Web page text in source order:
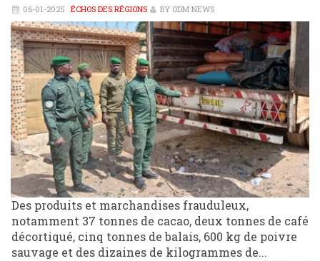
06-01-2025 ÉCHOS DES RÉGIONS BY ODM NEWS
Des produits et marchandises frauduleux,
notamment 37 tonnes de cacao, deux tonnes de café
décortiqué, cinq tonnes de balais, 600 kg de poivre
sauvage et des dizaines de kilogrammes de...